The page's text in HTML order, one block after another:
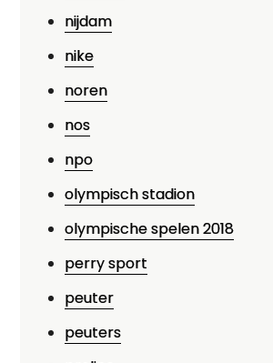
nijdam
nike
noren
nos
npo
olympisch stadion
olympische spelen 2018
perry sport
peuter
peuters